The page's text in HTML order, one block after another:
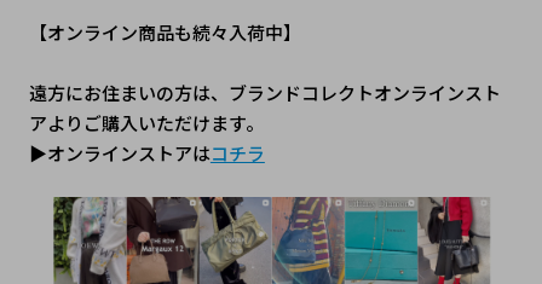
【オンライン商品も続々入荷中】
遠方にお住まいの方は、ブランドコレクトオンラインスト
アよりご購入いただけます。
▶オンラインストアはコチラ